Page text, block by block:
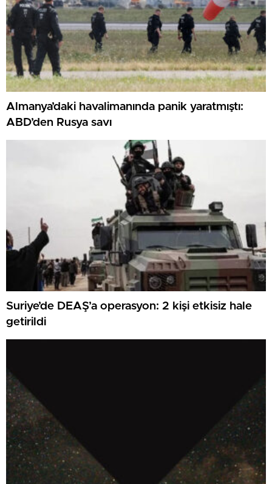
Almanya’daki havalimanında panik yaratmıştı:
ABD’den Rusya savı
Suriye’de DEAŞ’a operasyon: 2 kişi etkisiz hale
getirildi